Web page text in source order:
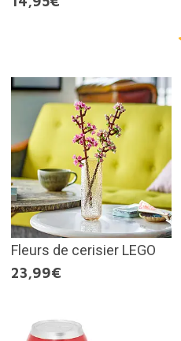
Fleurs de cerisier LEGO
23,99€